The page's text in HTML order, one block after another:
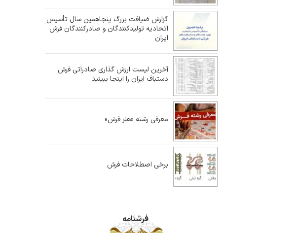
گزارش ضیافت بزرگ پنجاهمین سال تأسیس
اتحادیه تولیدکنندگان و صادرکنندگان فرش
ایران
آخرین لیست ارزش گذاری صادراتی فرش
دستباف ایران را اینجا ببینید
معرفی رشته «هنر فرش»
برخی اصطلاحات فرش
فرشنامه